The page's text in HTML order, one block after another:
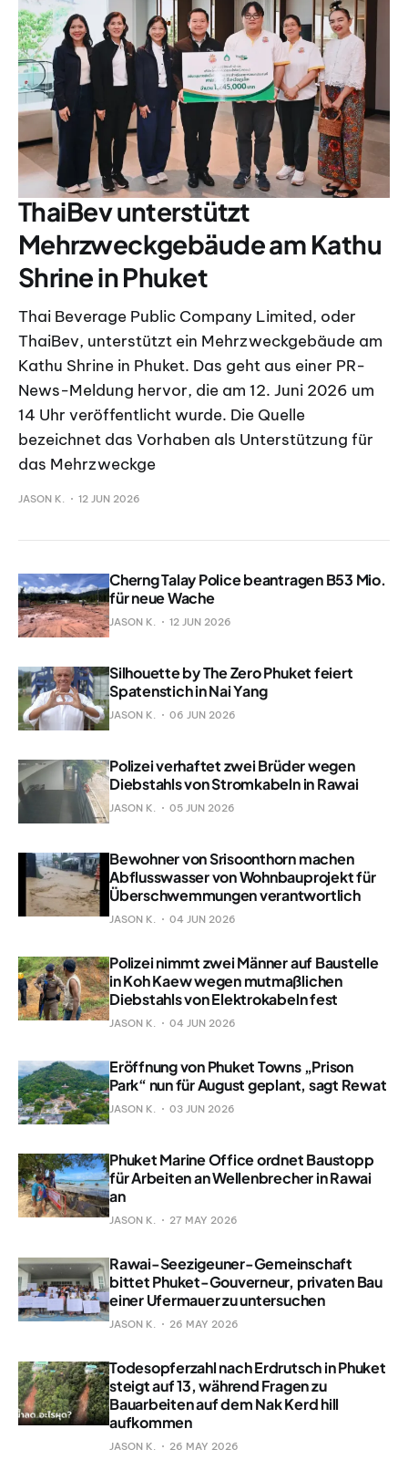
ThaiBev unterstützt
Mehrzweckgebäude am Kathu
Shrine in Phuket
Thai Beverage Public Company Limited, oder
ThaiBev, unterstützt ein Mehrzweckgebäude am
Kathu Shrine in Phuket. Das geht aus einer PR-
News-Meldung hervor, die am 12. Juni 2026 um
14 Uhr veröffentlicht wurde. Die Quelle
bezeichnet das Vorhaben als Unterstützung für
das Mehrzweckge
JASON K. 12 JUN 2026
Cherng Talay Police beantragen B53 Mio.
für neue Wache
JASON K. 12 JUN 2026
Silhouette by The Zero Phuket feiert
Spatenstich in Nai Yang
JASON K. 06 JUN 2026
Polizei verhaftet zwei Brüder wegen
Diebstahls von Stromkabeln in Rawai
JASON K. 05 JUN 2026
Bewohner von Srisoonthorn machen
Abflusswasser von Wohnbauprojekt für
Überschwemmungen verantwortlich
JASON K. 04 JUN 2026
Polizei nimmt zwei Männer auf Baustelle
in Koh Kaew wegen mutmaßlichen
Diebstahls von Elektrokabeln fest
JASON K. 04 JUN 2026
Eröffnung von Phuket Towns „Prison
Park“ nun für August geplant, sagt Rewat
JASON K. 03 JUN 2026
Phuket Marine Office ordnet Baustopp
für Arbeiten an Wellenbrecher in Rawai
an
JASON K. 27 MAY 2026
Rawai-Seezigeuner-Gemeinschaft
bittet Phuket-Gouverneur, privaten Bau
einer Ufermauer zu untersuchen
JASON K. 26 MAY 2026
Todesopferzahl nach Erdrutsch in Phuket
steigt auf 13, während Fragen zu
Bauarbeiten auf dem Nak Kerd hill
aufkommen
JASON K. 26 MAY 2026